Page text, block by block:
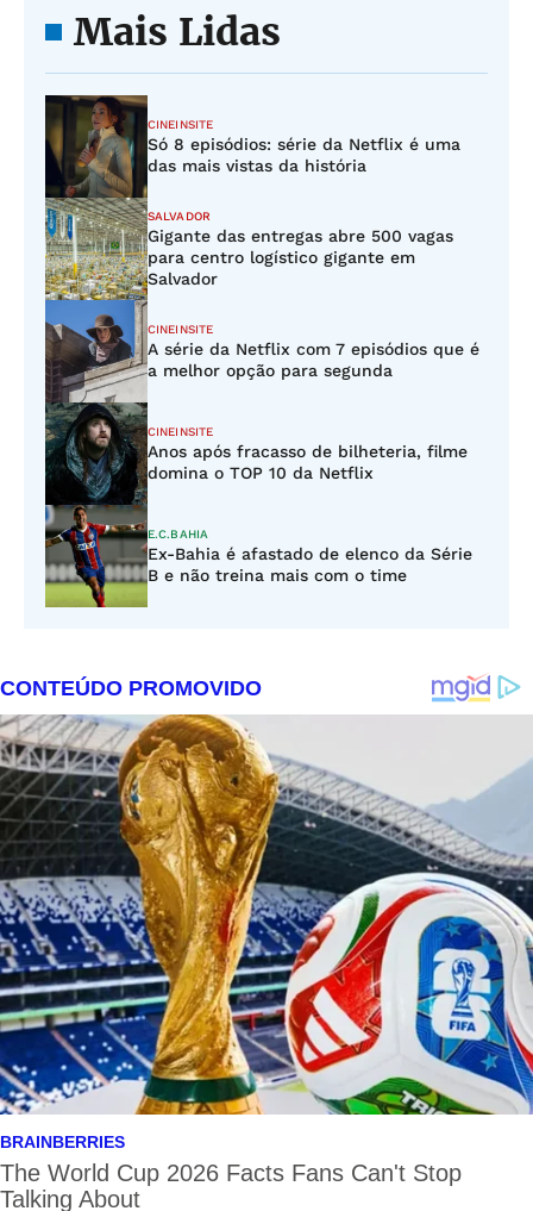
Mais Lidas
CINEINSITE
Só 8 episódios: série da Netflix é uma
das mais vistas da história
SALVADOR
Gigante das entregas abre 500 vagas
para centro logístico gigante em
Salvador
CINEINSITE
A série da Netflix com 7 episódios que é
a melhor opção para segunda
CINEINSITE
Anos após fracasso de bilheteria, filme
domina o TOP 10 da Netflix
E.C.BAHIA
Ex-Bahia é afastado de elenco da Série
B e não treina mais com o time